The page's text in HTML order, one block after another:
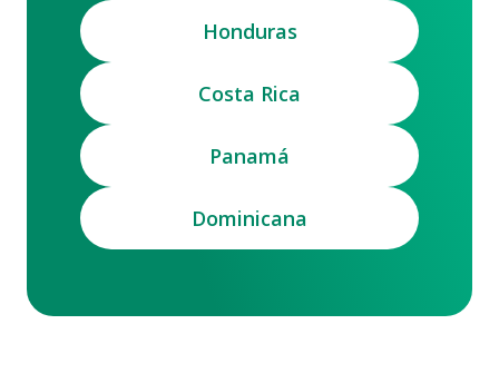
Honduras
Costa Rica
Panamá
Dominicana